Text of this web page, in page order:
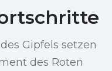
Gipfels setzen
des Roten